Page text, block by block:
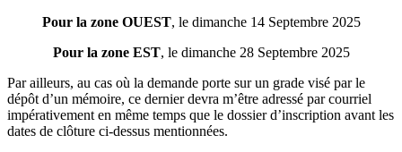
Pour la zone OUEST, le dimanche 14 Septembre 2025
Pour la zone EST, le dimanche 28 Septembre 2025
Par ailleurs, au cas où la demande porte sur un grade visé par le
dépôt d’un mémoire, ce dernier devra m’être adressé par courriel
impérativement en même temps que le dossier d’inscription avant les
dates de clôture ci-dessus mentionnées.